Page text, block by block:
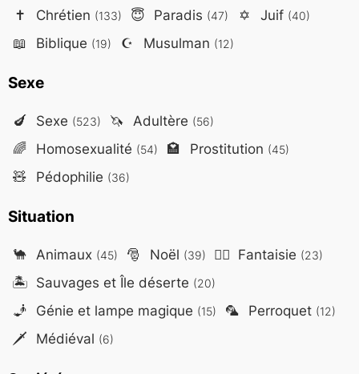
✝️ Chrétien (133) 😇 Paradis (47) ✡️ Juif (40)
📖 Biblique (19) ☪️ Musulman (12)
Sexe
🍆 Sexe (523) 🦄 Adultère (56)
🌈 Homosexualité (54) 🏩 Prostitution (45)
🧸 Pédophilie (36)
Situation
🐪 Animaux (45) 🎅 Noël (39) 🧙‍♂️ Fantaisie (23)
🏝️ Sauvages et Île déserte (20)
🧞 Génie et lampe magique (15) 🦜 Perroquet (12)
🗡️ Médiéval (6)